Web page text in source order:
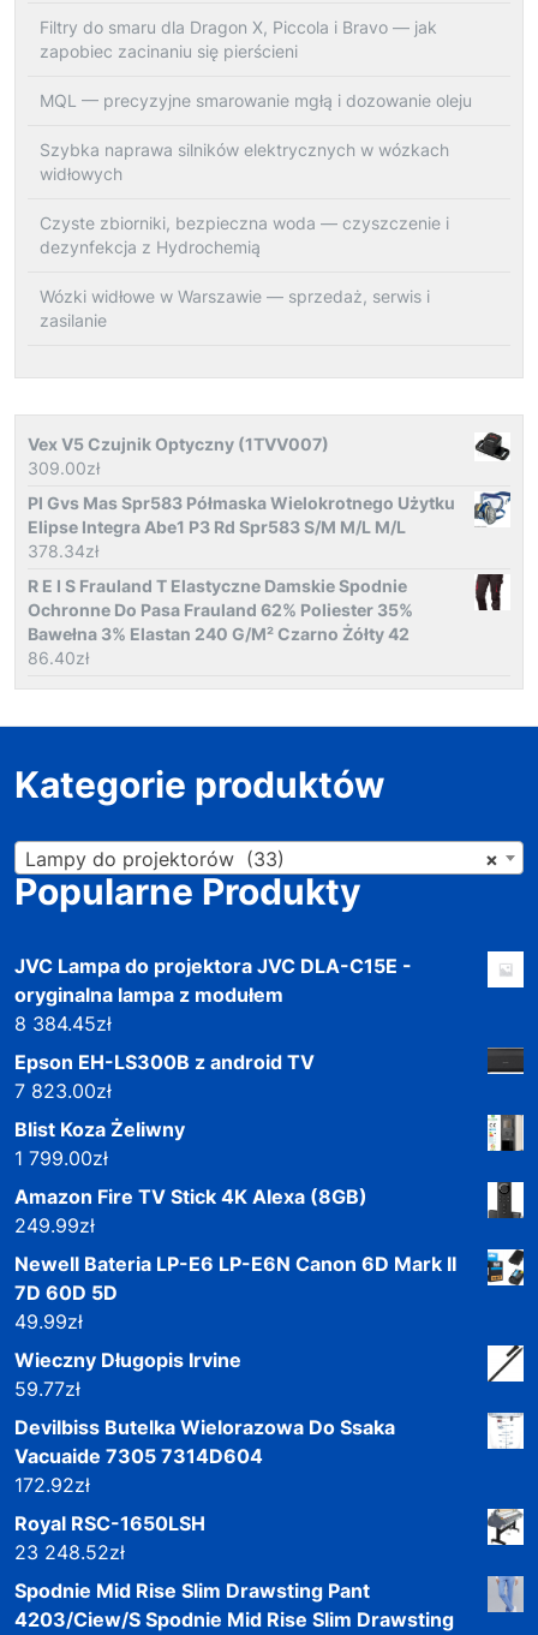
Filtry do smaru dla Dragon X, Piccola i Bravo — jak
zapobiec zacinaniu się pierścieni
MQL — precyzyjne smarowanie mgłą i dozowanie oleju
Szybka naprawa silników elektrycznych w wózkach
widłowych
Czyste zbiorniki, bezpieczna woda — czyszczenie i
dezynfekcja z Hydrochemią
Wózki widłowe w Warszawie — sprzedaż, serwis i
zasilanie
Vex V5 Czujnik Optyczny (1TVV007)
309.00zł
Pl Gvs Mas Spr583 Półmaska Wielokrotnego Użytku
Elipse Integra Abe1 P3 Rd Spr583 S/M M/L M/L
378.34zł
R E I S Frauland T Elastyczne Damskie Spodnie
Ochronne Do Pasa Frauland 62% Poliester 35%
Bawełna 3% Elastan 240 G/M² Czarno Żółty 42
86.40zł
Kategorie produktów
×
Lampy do projektorów (33)
Popularne Produkty
JVC Lampa do projektora JVC DLA-C15E -
oryginalna lampa z modułem
8 384.45zł
Epson EH-LS300B z android TV
7 823.00zł
Blist Koza Żeliwny
1 799.00zł
Amazon Fire TV Stick 4K Alexa (8GB)
249.99zł
Newell Bateria LP-E6 LP-E6N Canon 6D Mark II
7D 60D 5D
49.99zł
Wieczny Długopis Irvine
59.77zł
Devilbiss Butelka Wielorazowa Do Ssaka
Vacuaide 7305 7314D604
172.92zł
Royal RSC-1650LSH
23 248.52zł
Spodnie Mid Rise Slim Drawsting Pant
4203/Ciew/S Spodnie Mid Rise Slim Drawsting